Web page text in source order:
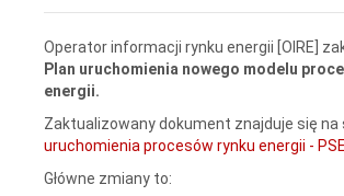
Operator informacji rynku energii [OIRE]
Plan uruchomienia nowego modelu
energii.
Zaktualizowany dokument znajduje się na
uruchomienia procesów rynku energii - PSE
Główne zmiany to: